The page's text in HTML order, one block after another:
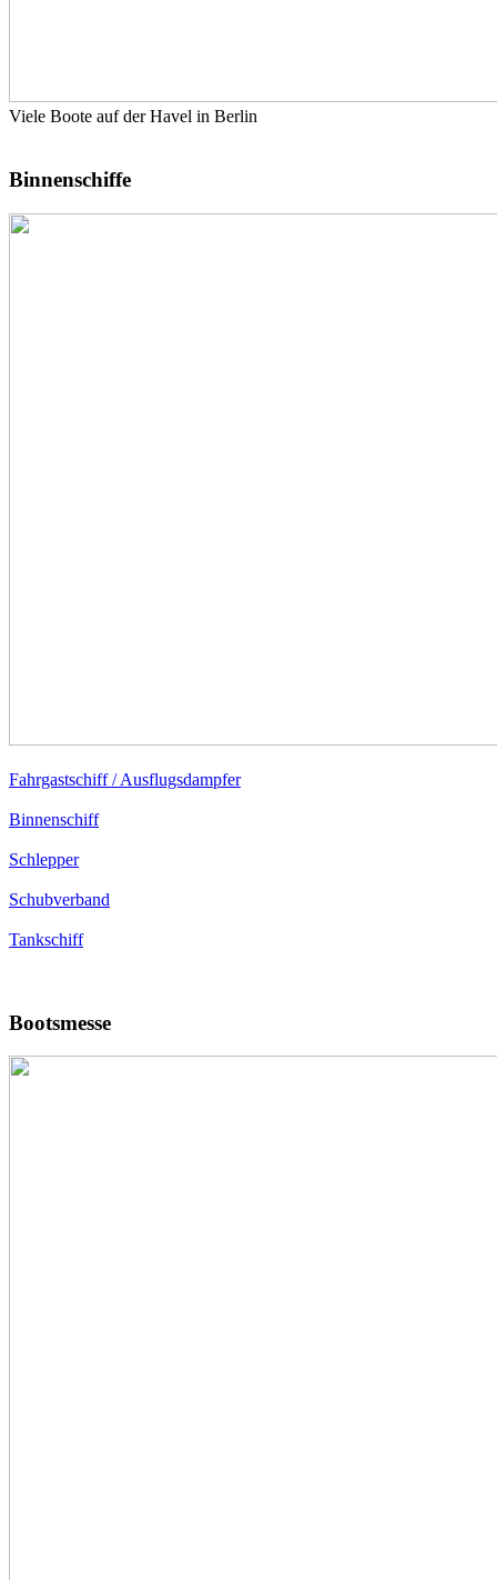
Viele Boote auf der Havel in Berlin
Binnenschiffe
Fahrgastschiff / Ausflugsdampfer
Binnenschiff
Schlepper
Schubverband
Tankschiff
Bootsmesse